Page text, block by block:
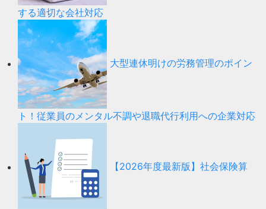
する適切な会社対応
大型連休明けの労務管理のポイン
ト！従業員のメンタル不調や退職代行利用への企業対応
【2026年度最新版】社会保険算